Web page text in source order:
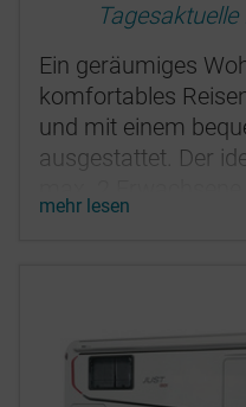
Ein geräumiges
komfortables
und mit einem
ausgestattet. Der
mehr lesen